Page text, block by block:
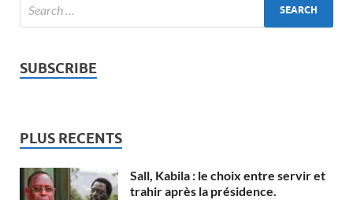
SUBSCRIBE
PLUS RECENTS
Sall, Kabila : le choix entre servir et
trahir après la présidence.